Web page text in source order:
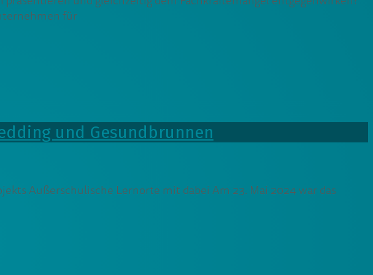
für
und Gesundbrunnen
Außerschulische Lernorte mit dabei Am 23. Mai 2024 war das